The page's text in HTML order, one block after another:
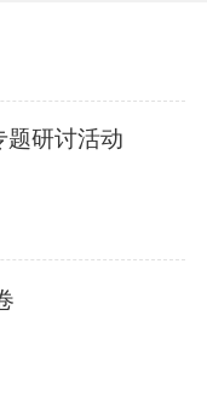
进铜陵学
普讲座
学生参与学
烟草对青
题研讨活动